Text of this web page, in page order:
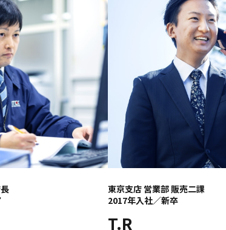
東京支店 営業部 販売二課
2017年入社／新卒
T.R